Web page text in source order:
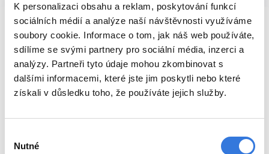
K personalizaci obsahu a reklam, poskytování funkcí
sociálních médií a analýze naší návštěvnosti využíváme
soubory cookie. Informace o tom, jak náš web používáte,
sdílíme se svými partnery pro sociální média, inzerci a
analýzy. Partneři tyto údaje mohou zkombinovat s
dalšími informacemi, které jste jim poskytli nebo které
získali v důsledku toho, že používáte jejich služby.
souhlasu
Nutné
J. D. únor 2024
Dobrý den, před dvěma týdny byl můj manžel
ošetřen na pohotovosti pro dospělé ve Vaší
nemocnici. Díky pečlivosti paní doktorky a
manžel okamžitě poslán na…
Přečíst celou recenzi